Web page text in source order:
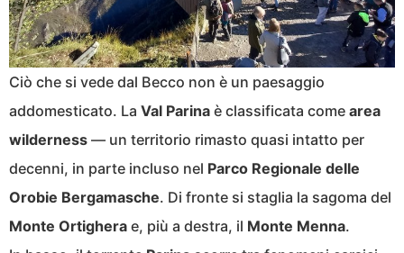
Ciò che si vede dal Becco non è un paesaggio
addomesticato. La Val Parina è classificata come area
wilderness — un territorio rimasto quasi intatto per
decenni, in parte incluso nel Parco Regionale delle
Orobie Bergamasche. Di fronte si staglia la sagoma del
Monte Ortighera e, più a destra, il Monte Menna.